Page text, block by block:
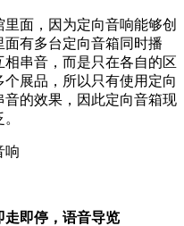
面，因为定向音响能够创
有多台定向音箱同时播
串音，而是只在各自的区
展品，所以只有使用定向
的效果，因此定向音箱现
走即停，语音导览